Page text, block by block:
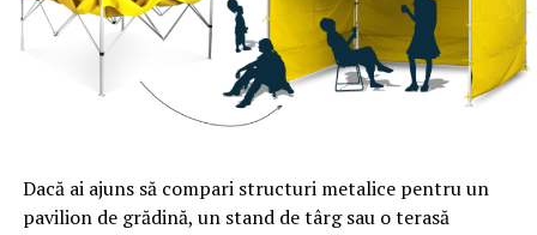
Dacă ai ajuns să compari structuri metalice pentru un
pavilion de grădină, un stand de târg sau o terasă